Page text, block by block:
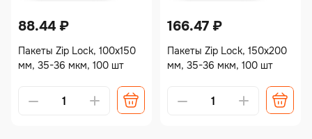
88.44 ₽
Пакеты Zip Lock, 100х150
мм, 35-36 мкм, 100 шт
Alternative:
166.47 ₽
Пакеты Zip Lock, 150х200
мм, 35-36 мкм, 100 шт
Alternative: